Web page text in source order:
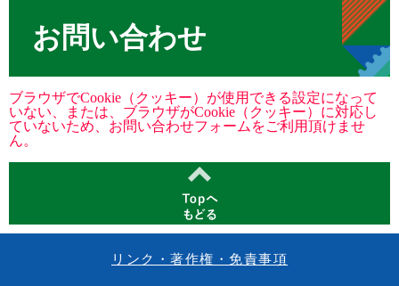
お問い合わせ
ブラウザでCookie（クッキー）が使用できる設定になって
いない、または、ブラウザがCookie（クッキー）に対応し
ていないため、お問い合わせフォームをご利用頂けませ
ん。
リンク・著作権・免責事項